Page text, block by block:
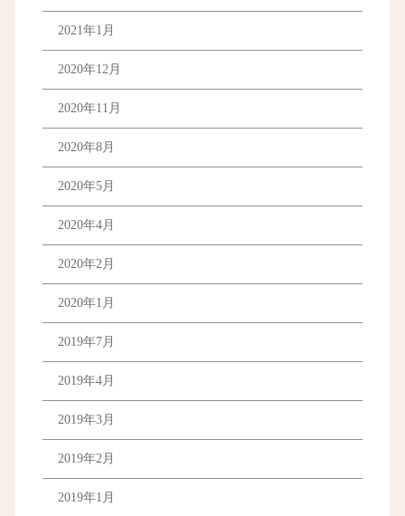
2021年1月
2020年12月
2020年11月
2020年8月
2020年5月
2020年4月
2020年2月
2020年1月
2019年7月
2019年4月
2019年3月
2019年2月
2019年1月